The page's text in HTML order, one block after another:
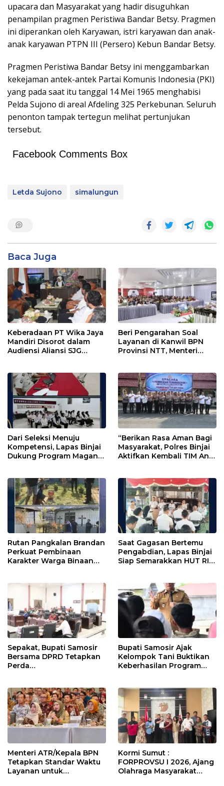
upacara dan Masyarakat yang hadir disuguhkan
penampilan pragmen Peristiwa Bandar Betsy. Pragmen
ini diperankan oleh Karyawan, istri karyawan dan anak-
anak karyawan PTPN III (Persero) Kebun Bandar Betsy.
Pragmen Peristiwa Bandar Betsy ini menggambarkan
kekejaman antek-antek Partai Komunis Indonesia (PKI)
yang pada saat itu tanggal 14 Mei 1965 menghabisi
Pelda Sujono di areal Afdeling 325 Perkebunan. Seluruh
penonton tampak tertegun melihat pertunjukan
tersebut.
Facebook Comments Box
Letda Sujono simalungun
Baca Juga
Keberadaan PT Wika Jaya
Mandiri Disorot dalam
Audiensi Aliansi SJG
Beri Pengarahan Soal
Layanan di Kanwil BPN
Provinsi NTT, Menteri
Dari Seleksi Menuju
Kompetensi, Lapas Binjai
Dukung Program Magang
“Berikan Rasa Aman Bagi
Masyarakat, Polres Binjai
Aktifkan Kembali TIM Anti
Rutan Pangkalan Brandan
Perkuat Pembinaan
Karakter Warga Binaan
Saat Gagasan Bertemu
Pengabdian, Lapas Binjai
Siap Semarakkan HUT RI
Sepakat, Bupati Samosir
Bersama DPRD Tetapkan
Perda
Pengelolaan Sampah
Bupati Samosir Ajak
Kelompok Tani Buktikan
Keberhasilan Program
Disalurkan
Menteri ATR/Kepala BPN
Tetapkan Standar Waktu
Layanan untuk
Kormi Sumut :
FORPROVSU I 2026, Ajang
Olahraga Masyarakat